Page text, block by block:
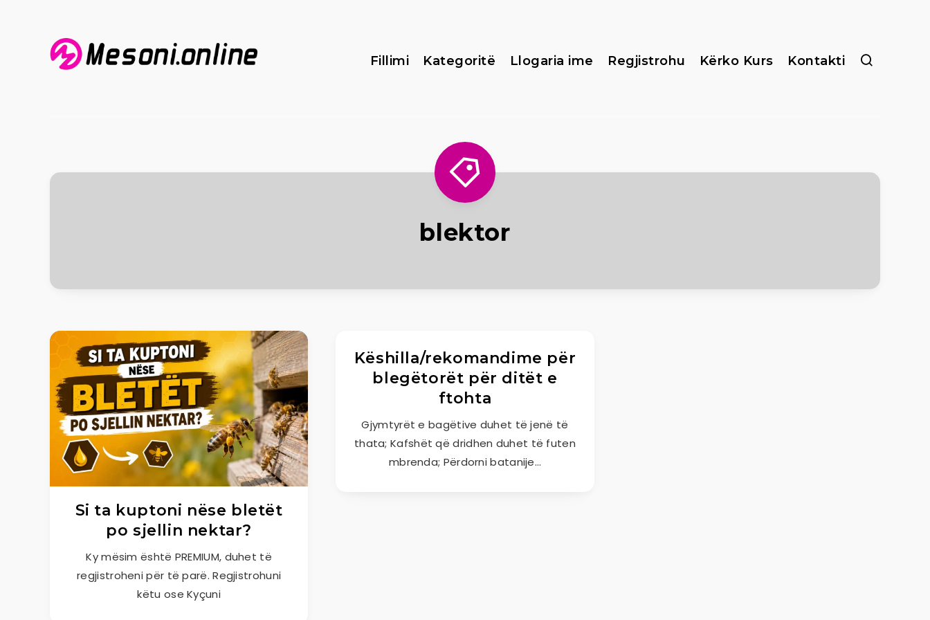
Fillimi Kategoritë Llogaria ime Regjistrohu Kërko Kurs Kontakti
blektor
Si ta kuptoni nëse bletët
po sjellin nektar?
Ky mësim është PREMIUM, duhet të
regjistroheni për të parë. Regjistrohuni
këtu ose Kyçuni
Këshilla/rekomandime për
blegëtorët për ditët e
ftohta
Gjymtyrët e bagëtive duhet të jenë të
thata; Kafshët që dridhen duhet të futen
mbrenda; Përdorni batanije…